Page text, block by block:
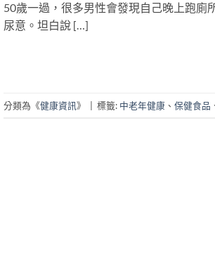
50歲一過，很多男性會發現自己晚上跑廁
尿意。坦白說 […]
分類為《健康資訊》 標籤: 中老年健康 、 保健食品